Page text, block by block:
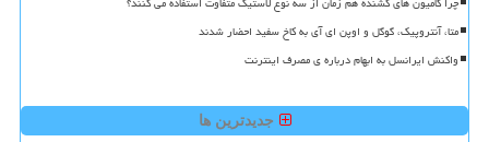
متا، آنتروپیک، گوگل و اوپن ای آی به کاخ سفید احضار شدند
واکنش ایرانسل به ابهام درباره ی مصرف اینترنت
جدیدترین ها